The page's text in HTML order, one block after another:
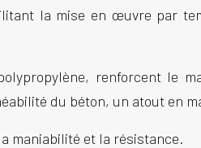
la mise en œuvre par
renforcent le
du béton, un atout en
maniabilité et la résistance.